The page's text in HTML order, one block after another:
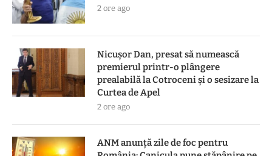
2 ore ago
Nicușor Dan, presat să numească
premierul printr-o plângere
prealabilă la Cotroceni și o sesizare la
Curtea de Apel
2 ore ago
ANM anunță zile de foc pentru